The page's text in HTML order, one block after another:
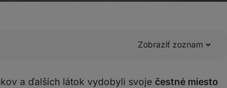
Zobraziť zoznam
a ďalších látok vydobyli svoje čestné miesto